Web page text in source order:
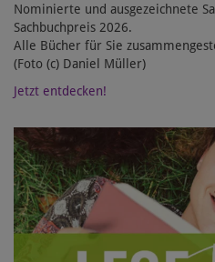
Nominierte und ausgezeichnete
Sachbuchpreis 2026.
Alle Bücher für Sie
(Foto (c) Daniel Müller)
Jetzt entdecken!